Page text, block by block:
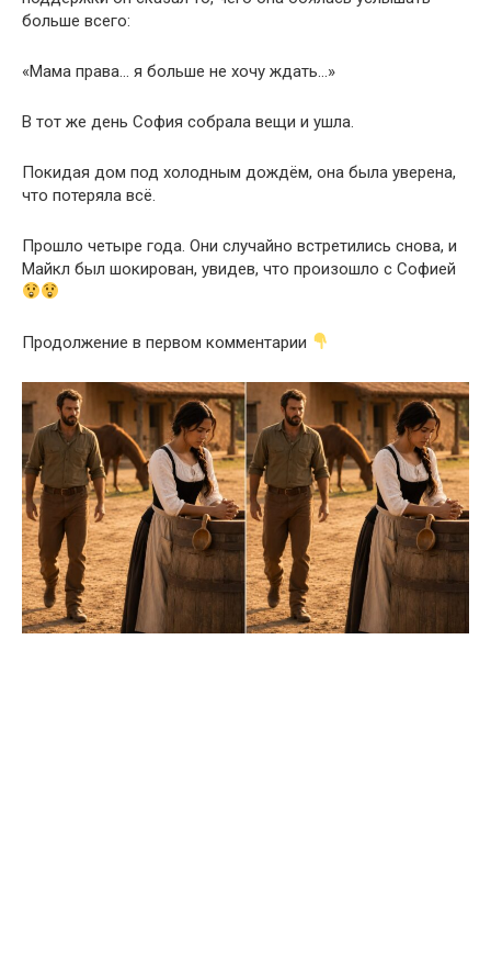
больше всего:
«Мама права… я больше не хочу ждать…»
В тот же день София собрала вещи и ушла.
Покидая дом под холодным дождём, она была уверена,
что потеряла всё.
Прошло четыре года. Они случайно встретились снова, и
Майкл был шокирован, увидев, что произошло с Софией
Продолжение в первом комментарии